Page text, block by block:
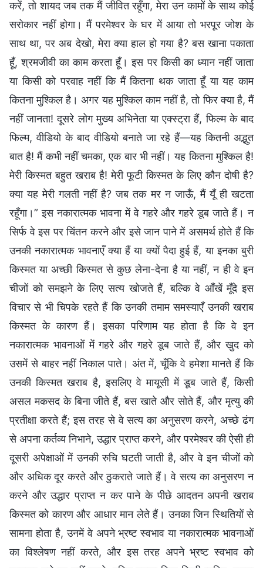
करें, तो शायद जब तक मैं जीवित रहूँगा, मेरा उन कामों के साथ कोई
सरोकार नहीं होगा। मैं परमेश्वर के घर में आया तो भरपूर जोश के
साथ था, पर अब देखो, मेरा क्या हाल हो गया है? बस खाना पकाता
हूँ, श्रमजीवी का काम करता हूँ। इस पर किसी का ध्यान नहीं जाता
या किसी को परवाह नहीं कि मैं कितना थक जाता हूँ या यह काम
कितना मुश्किल है। अगर यह मुश्किल काम नहीं है, तो फिर क्या है, मैं
नहीं जानता! दूसरे लोग मुख्य अभिनेता या एक्स्ट्रा हैं, फिल्म के बाद
फिल्म, वीडियो के बाद वीडियो बनाते जा रहे हैं—यह कितनी अद्भुत
बात है! मैं कभी नहीं चमका, एक बार भी नहीं। यह कितना मुश्किल है!
मेरी किस्मत बहुत खराब है! मेरी फूटी किस्मत के लिए कौन दोषी है?
क्या यह मेरी गलती नहीं है? जब तक मर न जाऊँ, मैं यूँ ही खटता
रहूँगा।” इस नकारात्मक भावना में वे गहरे और गहरे डूब जाते हैं। न
सिर्फ वे इस पर चिंतन करने और इसे जान पाने में असमर्थ होते हैं कि
उनकी नकारात्मक भावनाएँ क्या हैं या क्यों पैदा हुई हैं, या इनका बुरी
किस्मत या अच्छी किस्मत से कुछ लेना-देना है या नहीं, न ही वे इन
चीजों को समझने के लिए सत्य खोजते हैं, बल्कि वे आँखें मूँदे इस
विचार से भी चिपके रहते हैं कि उनकी तमाम समस्याएँ उनकी खराब
किस्मत के कारण हैं। इसका परिणाम यह होता है कि वे इन
नकारात्मक भावनाओं में गहरे और गहरे डूब जाते हैं, और खुद को
उसमें से बाहर नहीं निकाल पाते। अंत में, चूँकि वे हमेशा मानते हैं कि
उनकी किस्मत खराब है, इसलिए वे मायूसी में डूब जाते हैं, किसी
असल मकसद के बिना जीते हैं, बस खाते और सोते हैं, और मृत्यु की
प्रतीक्षा करते हैं; इस तरह से वे सत्य का अनुसरण करने, अच्छे ढंग
से अपना कर्तव्य निभाने, उद्धार प्राप्त करने, और परमेश्वर की ऐसी ही
दूसरी अपेक्षाओं में उनकी रुचि घटती जाती है, और वे इन चीजों को
और अधिक दूर करते और ठुकराते जाते हैं। वे सत्य का अनुसरण न
करने और उद्धार प्राप्त न कर पाने के पीछे आदतन अपनी खराब
किस्मत को कारण और आधार मान लेते हैं। उनका जिन स्थितियों से
सामना होता है, उनमें वे अपने भ्रष्ट स्वभाव या नकारात्मक भावनाओं
का विश्लेषण नहीं करते, और इस तरह अपने भ्रष्ट स्वभाव को